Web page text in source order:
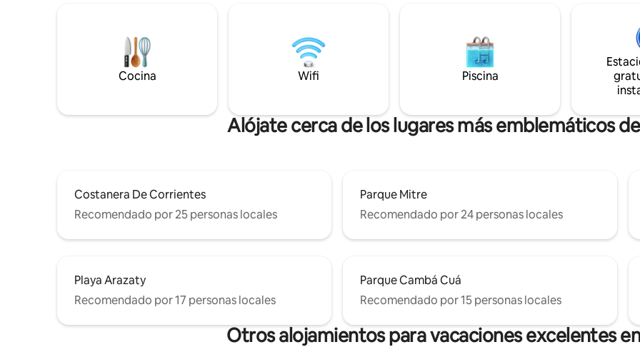
la entrada y salida.
estadía en nuestra ciudad. ¡Te
bienvenida a tu hogar lejos del
Cocina Wifi Piscina
Alójate cerca de los lugares más emblemáticos
Costanera De Corrientes
Recomendado por 25 personas locales
Parque Mitre
Recomendado por 24 personas locales
Playa Arazaty
Recomendado por 17 personas locales
Parque Cambá Cuá
Recomendado por 15 personas locales
Otros alojamientos para vacaciones excelentes